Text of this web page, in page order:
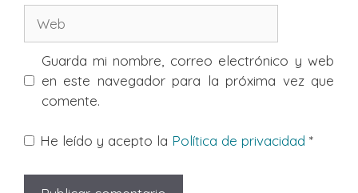
Guarda mi nombre, correo electrónico y web
en este navegador para la próxima vez que
comente.
He leído y acepto la Política de privacidad *